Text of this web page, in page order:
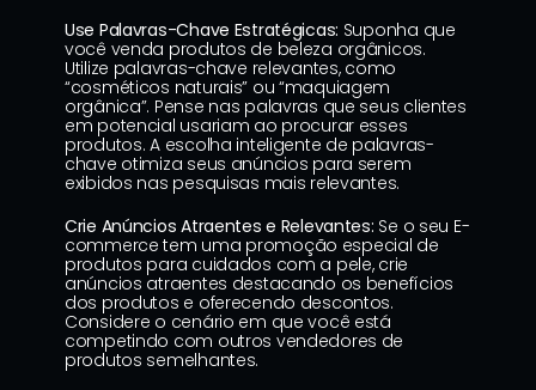
Use Palavras-Chave Estratégicas: Suponha que
você venda produtos de beleza orgânicos.
Utilize palavras-chave relevantes, como
“cosméticos naturais” ou “maquiagem
orgânica”. Pense nas palavras que seus clientes
em potencial usariam ao procurar esses
produtos. A escolha inteligente de palavras-
chave otimiza seus anúncios para serem
exibidos nas pesquisas mais relevantes.
Crie Anúncios Atraentes e Relevantes: Se o seu E-
commerce tem uma promoção especial de
produtos para cuidados com a pele, crie
anúncios atraentes destacando os benefícios
dos produtos e oferecendo descontos.
Considere o cenário em que você está
competindo com outros vendedores de
produtos semelhantes.